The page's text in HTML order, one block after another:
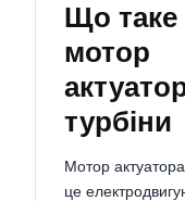
Що таке
мотор
турбіни
Мотор
це